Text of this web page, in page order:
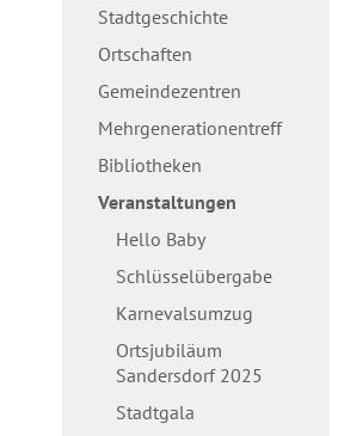
Stadtgeschichte
Ortschaften
Gemeindezentren
Mehrgenerationentreff
Bibliotheken
Veranstaltungen
Hello Baby
Schlüsselübergabe
Karnevalsumzug
Ortsjubiläum
Sandersdorf 2025
Stadtgala